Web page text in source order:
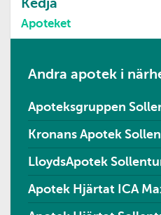
Apoteket
Andra apotek i
Apoteksgruppen
Kronans Apotek
LloydsApotek
Apotek Hjärtat ICA